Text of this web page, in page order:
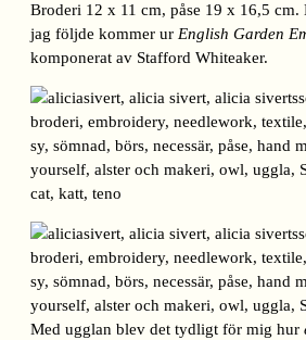
Broderi 12 x 11 cm, påse 19 x 16,5 cm.
jag följde kommer ur English Garden
komponerat av Stafford Whiteaker.
Med ugglan blev det tydligt för mig hur